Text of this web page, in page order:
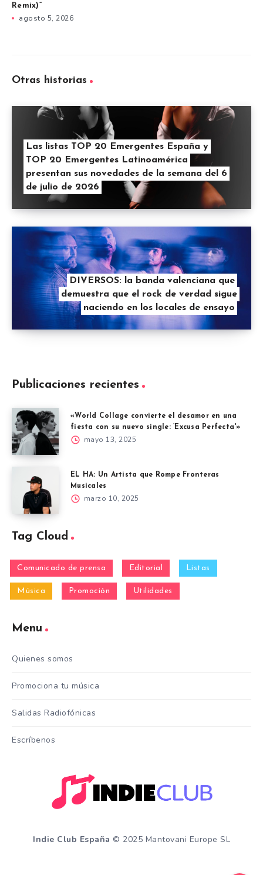
Remix)”
agosto 5, 2026
Otras historias
Las listas TOP 20 Emergentes España y
TOP 20 Emergentes Latinoamérica
presentan sus novedades de la semana del 6
de julio de 2026
DIVERSOS: la banda valenciana que
demuestra que el rock de verdad sigue
naciendo en los locales de ensayo
Publicaciones recientes
«World Collage convierte el desamor en una
fiesta con su nuevo single: ‘Excusa Perfecta'»
mayo 13, 2025
EL HA: Un Artista que Rompe Fronteras
Musicales
marzo 10, 2025
Tag Cloud
Comunicado de prensa Editorial Listas
Música Promoción Utilidades
Menu
Quienes somos
Promociona tu música
Salidas Radiofónicas
Escríbenos
Indie Club España © 2025 Mantovani Europe SL